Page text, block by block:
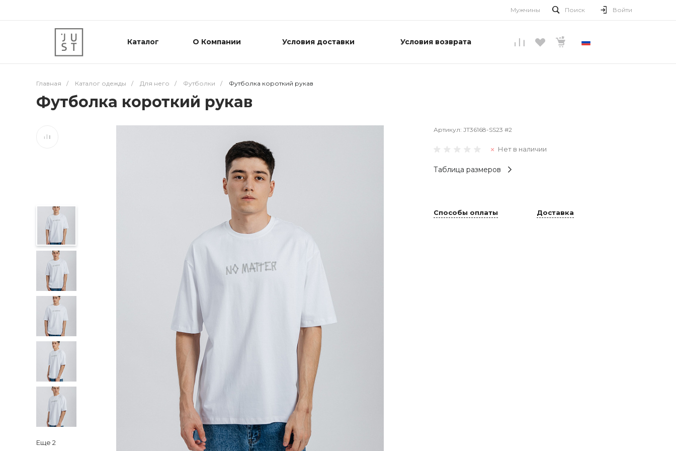
Мужчины Поиск Войти
Каталог О Компании Условия доставки Условия возврата
Главная / Каталог одежды / Для него / Футболки / Футболка короткий рукав
Футболка короткий рукав
Еще 2
Артикул: JT36168-SS23 #2
Нет в наличии
Таблица размеров
Способы оплаты Доставка